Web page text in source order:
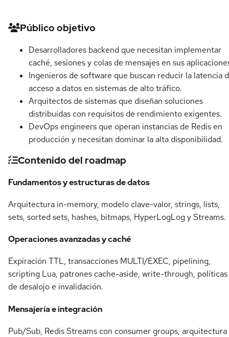
Detalles del curso
Público objetivo
Desarrolladores backend que necesitan implementar
caché, sesiones y colas de mensajes en sus
Ingenieros de software que buscan reducir la latencia
acceso a datos en sistemas de alto tráfico.
Arquitectos de sistemas que diseñan soluciones
distribuidas con requisitos de rendimiento exigentes.
DevOps engineers que operan instancias de Redis en
producción y necesitan dominar la alta disponibilidad.
Contenido del roadmap
Fundamentos y estructuras de datos
Arquitectura in-memory, modelo clave-valor, strings, lists,
sets, sorted sets, hashes, bitmaps, HyperLogLog y Streams.
Operaciones avanzadas y caché
Expiración TTL, transacciones MULTI/EXEC, pipelining,
scripting Lua, patrones cache-aside, write-through, políticas
de desalojo e invalidación.
Mensajería e integración
Pub/Sub, Redis Streams con consumer groups, arquitectura